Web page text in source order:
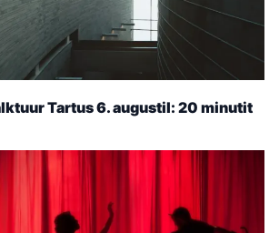
Tartus 6. augustil: 20 minutit